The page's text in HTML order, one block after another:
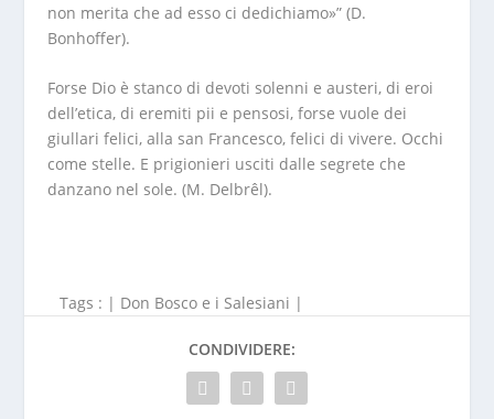
non merita che ad esso ci dedichiamo»” (D.
Bonhoffer).
Forse Dio è stanco di devoti solenni e austeri, di eroi
dell’etica, di eremiti pii e pensosi, forse vuole dei
giullari felici, alla san Francesco, felici di vivere. Occhi
come stelle. E prigionieri usciti dalle segrete che
danzano nel sole. (M. Delbrêl).
Tags : | Don Bosco e i Salesiani |
CONDIVIDERE: